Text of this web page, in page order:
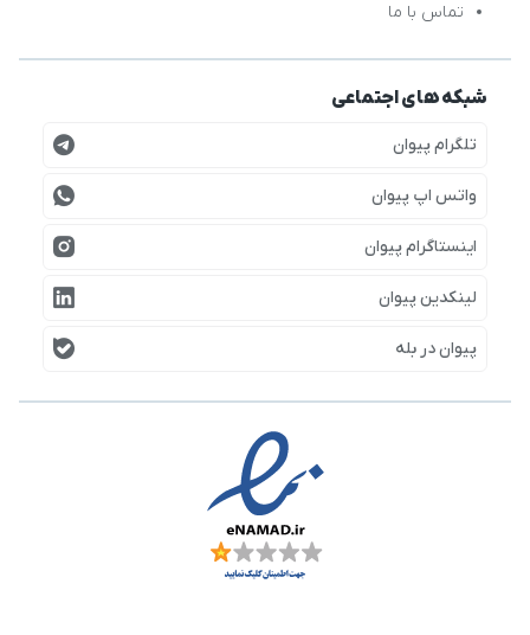
تماس با ما
شبکه های اجتماعی
تلگرام پیوان
واتس اپ پیوان
اینستاگرام پیوان
لینکدین پیوان
پیوان در بله